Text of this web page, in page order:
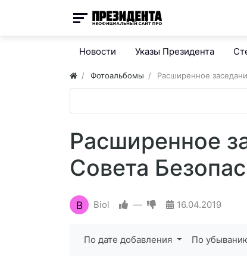
Новости Указы Президента
Фотоальбомы Расширенное
Расширенное
Совета
B Biol — 16.04.2019
По дате добавления По